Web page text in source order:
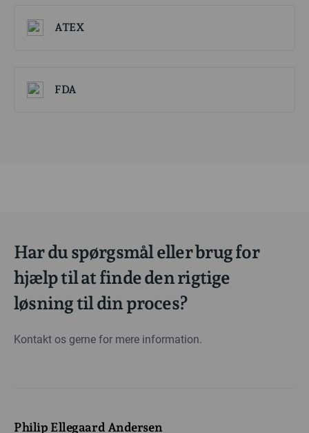
ATEX
FDA
Har du spørgsmål eller brug for
hjælp til at finde den rigtige
løsning til din proces?
Kontakt os gerne for mere information.
Philip Ellegaard Andersen